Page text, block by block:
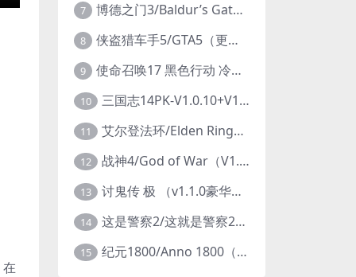
7 博德之门3/Baldur’s Gate 3（更新v4.1.1.7209685）
8 侠盗猎车手5/GTA5（更新v1.70纯净版-内置修改器+通关存档）
9 使命召唤17 黑色行动 冷战V1.34 全DLC 官方中文版COD17
10 三国志14PK-V1.0.10+V1.0.25-威力加强豪华版（武将面容套装-全DLC+季票+特典+中文语音+编辑修改器）
11 艾尔登法环/Elden Ring（更新v1.14 ）
12 战神4/God of War（V1.0.13-斗战狂神-奎爷的裁决+全DLC）
13 讨鬼传 极 （v1.1.0豪华版）
14 这是警察2/这就是警察2/This is Police
15 纪元1800/Anno 1800（豪华版全DLCv9.2.972600）